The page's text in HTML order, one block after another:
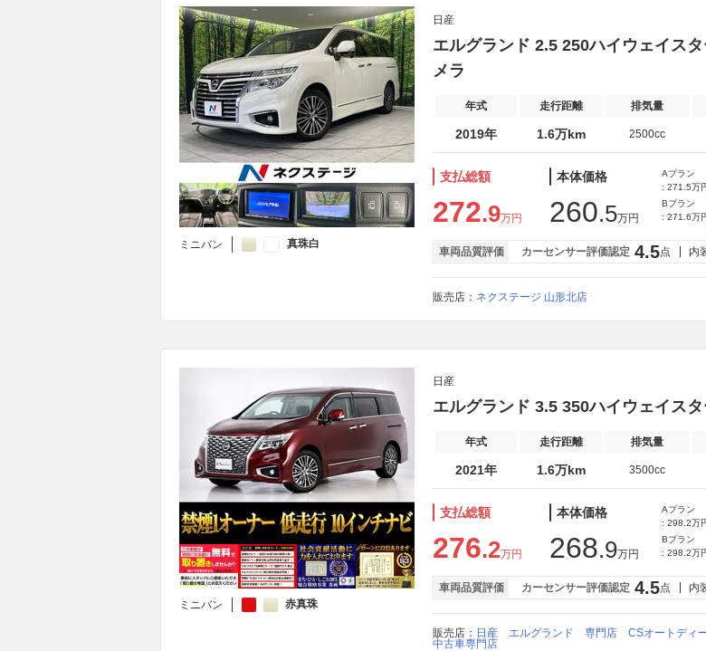
ミニバン 真珠白
日産
エルグランド 2.5 250ハイウェイス
メラ
年式 走行距離 排気量
2019年 1.6万km 2500cc
支払総額
272.9万円
本体価格
260.5万円
Aプラン
: 271.5万
Bプラン
: 271.6万
車両品質評価 カーセンサー評価認定 4.5点 内
販売店： ネクステージ 山形北店
ミニバン 赤真珠
日産
エルグランド 3.5 350ハイウェイス
年式 走行距離 排気量
2021年 1.6万km 3500cc
支払総額
276.2万円
本体価格
268.9万円
Aプラン
: 298.2万
Bプラン
: 298.2万
車両品質評価 カーセンサー評価認定 4.5点 内
販売店： 日産 エルグランド 専門店 CSオートディ
中古車専門店